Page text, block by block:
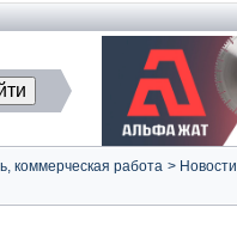
коммерческая работа > Новости